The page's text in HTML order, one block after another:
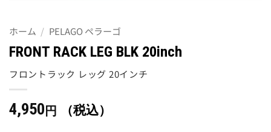
ホーム / PELAGO ペラーゴ
FRONT RACK LEG BLK 20inch
フロントラック レッグ 20インチ
4,950 円 （税込）